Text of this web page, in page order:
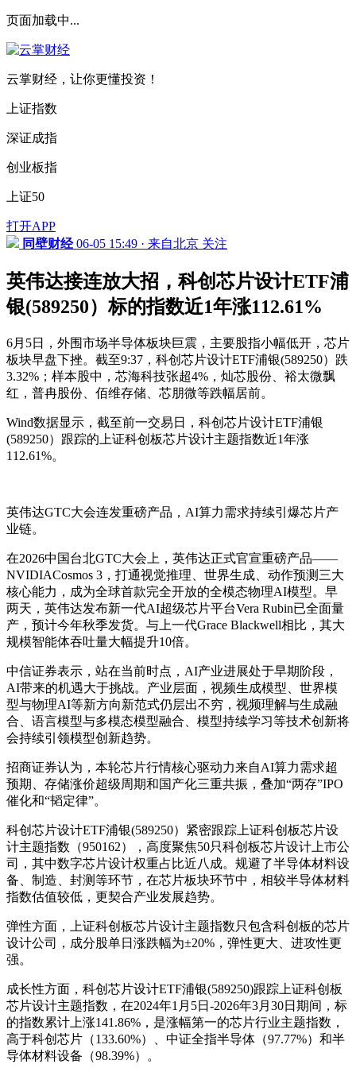
页面加载中...
云掌财经，让你更懂投资！
上证指数
深证成指
创业板指
上证50
打开APP
同壁财经 06-05 15:49 · 来自北京 关注
英伟达接连放大招，科创芯片设计ETF浦
银(589250）标的指数近1年涨112.61%
6月5日，外围市场半导体板块巨震，主要股指小幅低开，芯片
板块早盘下挫。截至9:37，科创芯片设计ETF浦银(589250）跌
3.32%；样本股中，芯海科技张超4%，灿芯股份、裕太微飘
红，普冉股份、佰维存储、芯朋微等跌幅居前。
Wind数据显示，截至前一交易日，科创芯片设计ETF浦银
(589250）跟踪的上证科创板芯片设计主题指数近1年涨
112.61%。
英伟达GTC大会连发重磅产品，AI算力需求持续引爆芯片产
业链。
在2026中国台北GTC大会上，英伟达正式官宣重磅产品——
NVIDIACosmos 3，打通视觉推理、世界生成、动作预测三大
核心能力，成为全球首款完全开放的全模态物理AI模型。早
两天，英伟达发布新一代AI超级芯片平台Vera Rubin已全面量
产，预计今年秋季发货。与上一代Grace Blackwell相比，其大
规模智能体吞吐量大幅提升10倍。
中信证券表示，站在当前时点，AI产业进展处于早期阶段，
AI带来的机遇大于挑战。产业层面，视频生成模型、世界模
型与物理AI等新方向新范式仍层出不穷，视频理解与生成融
合、语言模型与多模态模型融合、模型持续学习等技术创新将
会持续引领模型创新趋势。
招商证券认为，本轮芯片行情核心驱动力来自AI算力需求超
预期、存储涨价超级周期和国产化三重共振，叠加“两存”IPO
催化和“韬定律”。
科创芯片设计ETF浦银(589250）紧密跟踪上证科创板芯片设
计主题指数（950162），高度聚焦50只科创板芯片设计上市公
司，其中数字芯片设计权重占比近八成。规避了半导体材料设
备、制造、封测等环节，在芯片板块环节中，相较半导体材料
指数估值较低，更契合产业发展趋势。
弹性方面，上证科创板芯片设计主题指数只包含科创板的芯片
设计公司，成分股单日涨跌幅为±20%，弹性更大、进攻性更
强。
成长性方面，科创芯片设计ETF浦银(589250)跟踪上证科创板
芯片设计主题指数，在2024年1月5日-2026年3月30日期间，标
的指数累计上涨141.86%，是涨幅第一的芯片行业主题指数，
高于科创芯片（133.60%）、中证全指半导体（97.77%）和半
导体材料设备（98.39%）。